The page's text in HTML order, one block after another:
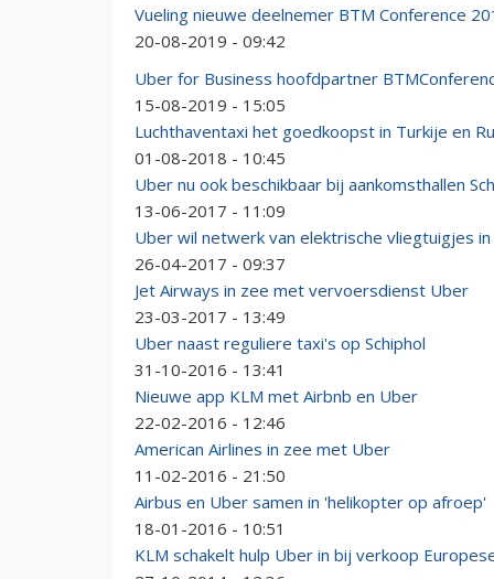
Vueling nieuwe deelnemer BTM Conference
20-08-2019 - 09:42
Uber for Business hoofdpartner
15-08-2019 - 15:05
Luchthaventaxi het goedkoopst in Turkije en
01-08-2018 - 10:45
Uber nu ook beschikbaar bij aankomsthallen
13-06-2017 - 11:09
Uber wil netwerk van elektrische vliegtuigjes
26-04-2017 - 09:37
Jet Airways in zee met vervoersdienst Uber
23-03-2017 - 13:49
Uber naast reguliere taxi's op Schiphol
31-10-2016 - 13:41
Nieuwe app KLM met Airbnb en Uber
22-02-2016 - 12:46
American Airlines in zee met Uber
11-02-2016 - 21:50
Airbus en Uber samen in 'helikopter op afroep'
18-01-2016 - 10:51
KLM schakelt hulp Uber in bij verkoop